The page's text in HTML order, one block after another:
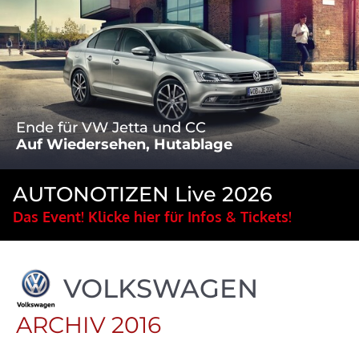
Ende für VW Jetta und CC
Auf Wiedersehen, Hutablage
AUTONOTIZEN Live 2026
Das Event! Klicke hier für Infos & Tickets!
VOLKSWAGEN
ARCHIV 2016